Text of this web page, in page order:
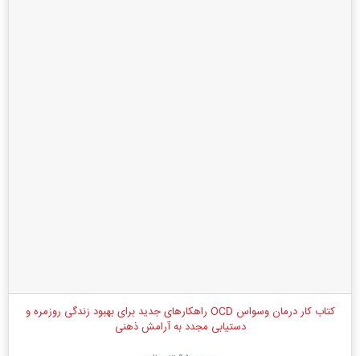
کتاب کار درمان وسواس OCD راهکارهای جدید برای بهبود زندگی روزمره و
دستیابی مجدد به آرامش ذهنی